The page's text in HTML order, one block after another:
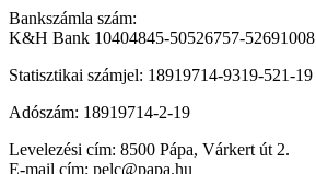
Bankszámla szám:
K&H Bank 10404845-50526757-52691008
Statisztikai számjel: 18919714-9319-521-19
Adószám: 18919714-2-19
Levelezési cím: 8500 Pápa, Várkert út 2.
E-mail cím: pelc@papa.hu